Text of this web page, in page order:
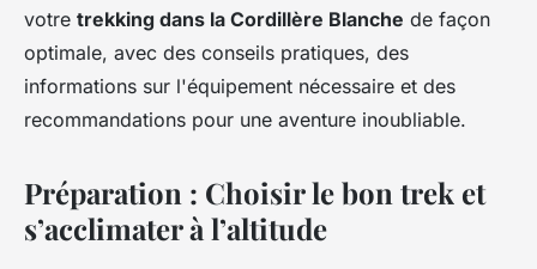
votre trekking dans la Cordillère Blanche de façon
optimale, avec des conseils pratiques, des
informations sur l'équipement nécessaire et des
recommandations pour une aventure inoubliable.
Préparation : Choisir le bon trek et
s’acclimater à l’altitude